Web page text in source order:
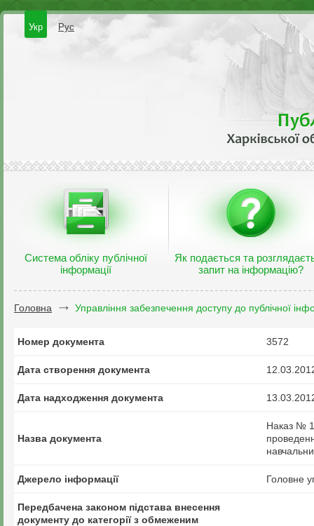
Укр Рус
Система обліку публічної
інформації
Як подається та
запит на інформацію?
Головна Управління забезпечення доступу до публічної
Номер документа 3572
Дата створення документа
Дата надходження документа
Назва документа
Наказ №
Джерело інформації Головне
Передбачена законом підстава внесення
документу до категорії з обмеженим